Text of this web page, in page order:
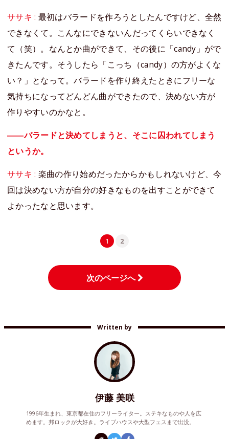
ササキ : 最初はバラードを作ろうとしたんですけど、全然
できなくて。こんなにできないんだってくらいできなく
て（笑）。なんとか曲ができて、その後に「candy」がで
きたんです。そうしたら「こっち（candy）の方がよくな
い？」となって。バラードを作り終えたときにフリーな
気持ちになってどんどん曲ができたので、決めない方が
作りやすいのかなと。
――バラードと決めてしまうと、そこに囚われてしまう
というか。
ササキ : 楽曲の作り始めだったからかもしれないけど、今
回は決めない方が自分の好きなものを出すことができて
よかったなと思います。
1 2
次のページへ
Written by
伊藤 美咲
1996年生まれ、東京都在住のフリーライター。ステキなものや人を広
めます。邦ロックが大好き。ライブハウスや大型フェスまで出没。